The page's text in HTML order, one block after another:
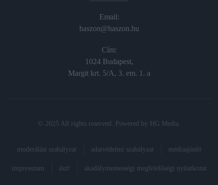
Email:
haszon@haszon.hu
Cím:
1024 Budapest,
Margit krt. 5/A, 3. em. 1. a
© 2025 All rights reserved. Powered by HG Media
moderálási szabályzat adatvédelmi szabályzat médiaajánló
impresszum ászf akadálymentességi megfelelőségi nyilatkozat